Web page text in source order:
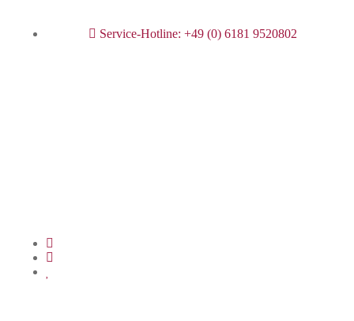
Service-Hotline: +49 (0) 6181 9520802